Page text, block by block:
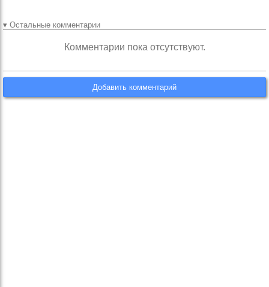
▾ Остальные комментарии
Комментарии пока отсутствуют.
Добавить комментарий